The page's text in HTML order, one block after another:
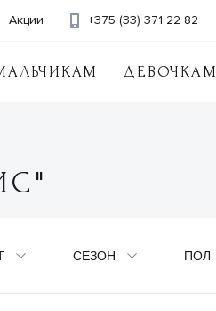
ДЕВОЧКАМ
+375 (33) 371 22 82
Акции
СЕЗОН ПОЛ